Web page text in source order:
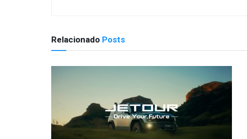
Relacionado Posts